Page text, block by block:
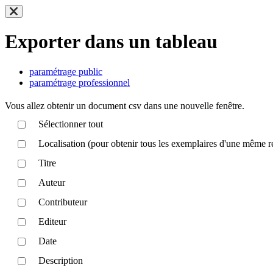
Exporter dans un tableau
paramétrage public
paramétrage professionnel
Vous allez obtenir un document csv dans une nouvelle fenêtre.
Sélectionner tout
Localisation (pour obtenir tous les exemplaires d'une même
Titre
Auteur
Contributeur
Editeur
Date
Description